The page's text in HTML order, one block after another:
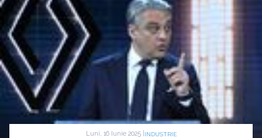
Luni, 16 Iunie 2025 | INDUSTRIE